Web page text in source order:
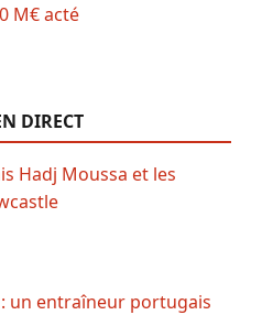
M€ acté
DIRECT
Hadj Moussa et les
: un entraîneur portugais